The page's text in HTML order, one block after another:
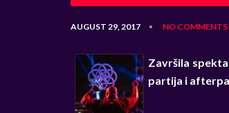
AUGUST 29, 2017 • NO COMMENTS
Završila
partija i